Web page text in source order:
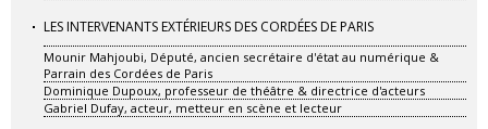
LES INTERVENANTS EXTÉRIEURS DES CORDÉES DE PARIS
Mounir Mahjoubi, Député, ancien secrétaire d'état au numérique &
Parrain des Cordées de Paris
Dominique Dupoux, professeur de théâtre & directrice d'acteurs
Gabriel Dufay, acteur, metteur en scène et lecteur